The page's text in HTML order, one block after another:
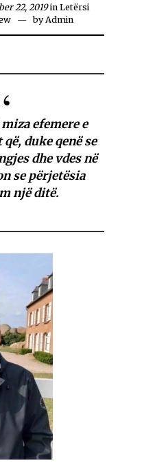
22, 2019 in Letërsi
byAdmin
efemere e
duke qenë se
dhe vdes në
se përjetësia
një ditë.